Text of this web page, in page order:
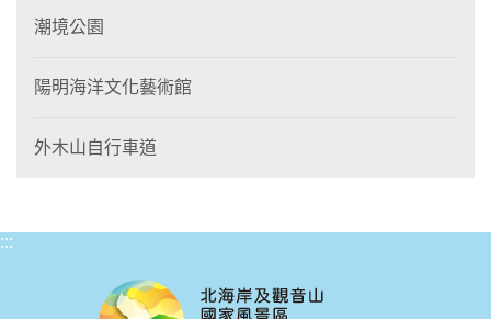
潮境公園
陽明海洋文化藝術館
外木山自行車道
:::